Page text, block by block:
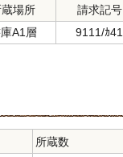
蔵場所 請求記号
A1層 9111/ｶ41
所蔵数